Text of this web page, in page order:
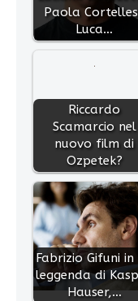
Paola
Luca…
Riccardo
Scamarcio nel
nuovo film di
Ozpetek?
Fabrizio Gifuni in
leggenda di
Hauser,…